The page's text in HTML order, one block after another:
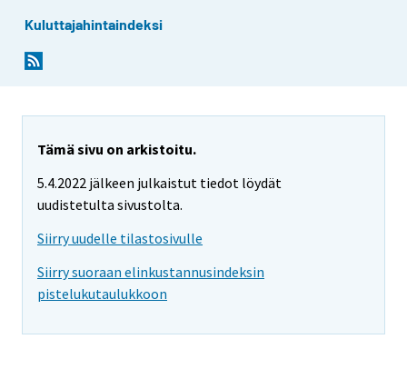
Kuluttajahintaindeksi
Tämä sivu on arkistoitu.
5.4.2022 jälkeen julkaistut tiedot löydät
uudistetulta sivustolta.
Siirry uudelle tilastosivulle
Siirry suoraan elinkustannusindeksin
pistelukutaulukkoon